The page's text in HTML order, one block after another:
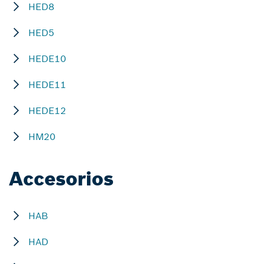
HED8
HED5
HEDE10
HEDE11
HEDE12
HM20
Accesorios
HAB
HAD